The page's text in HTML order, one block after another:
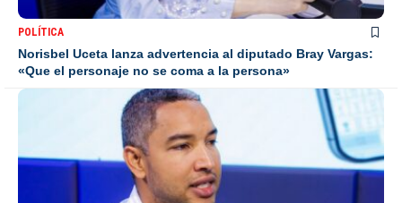
POLÍTICA
Norisbel Uceta lanza advertencia al diputado Bray Vargas:
«Que el personaje no se coma a la persona»